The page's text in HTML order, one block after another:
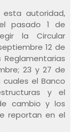
autoridad,
pasado 1 de
la Circular
12 de
23 y 27 de
el Banco
y el
cambio y los
reportan en el